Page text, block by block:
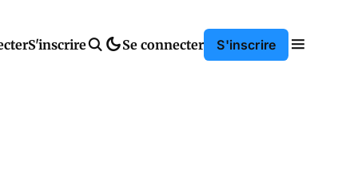
S'inscrire Se connecter S'inscrire